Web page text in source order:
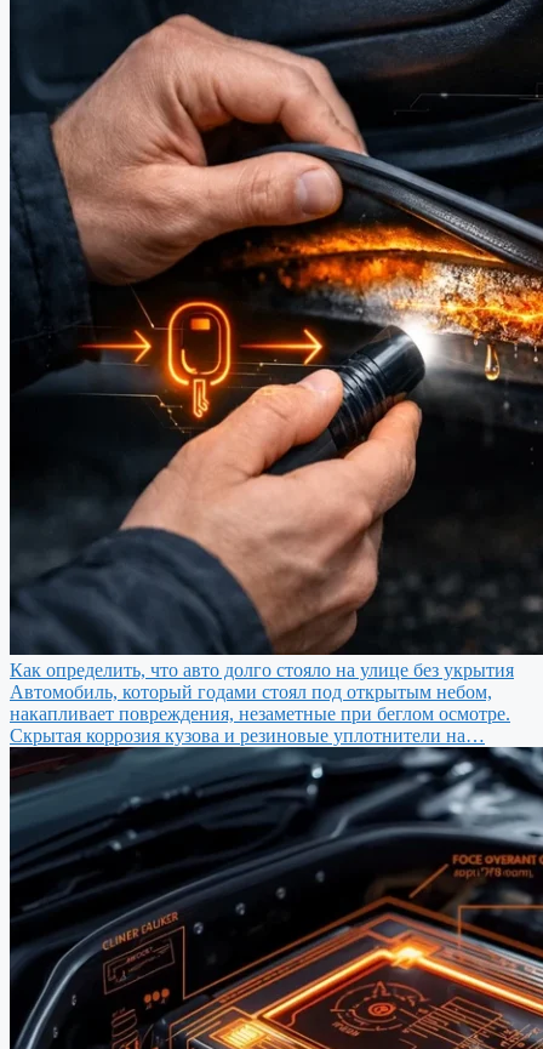
Как определить, что авто долго стояло на улице без укрытия
Автомобиль, который годами стоял под открытым небом,
накапливает повреждения, незаметные при беглом осмотре.
Скрытая коррозия кузова и резиновые уплотнители на…